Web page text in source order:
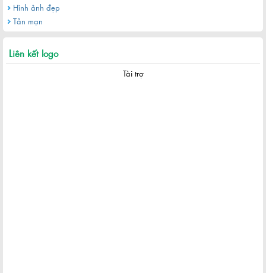
Hình ảnh đẹp
Tản mạn
Liên kết logo
Tài trợ